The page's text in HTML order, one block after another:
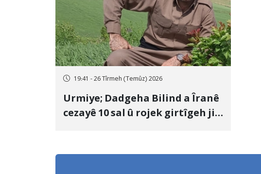
19:41 - 26 Tîrmeh (Temûz) 2026
Urmiye; Dadgeha Bilind a Îranê
cezayê 10 sal û rojek girtîgeh ji